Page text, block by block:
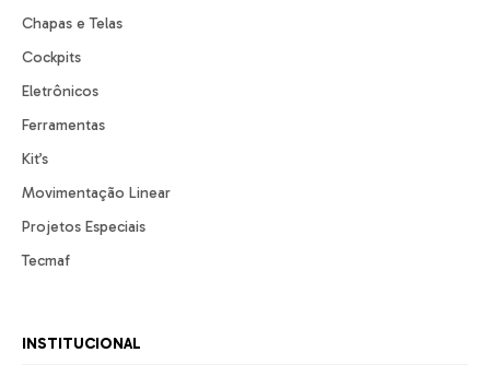
Chapas e Telas
Cockpits
Eletrônicos
Ferramentas
Kit’s
Movimentação Linear
Projetos Especiais
Tecmaf
INSTITUCIONAL